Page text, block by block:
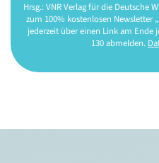
Hrsg.: VNR Verlag für die Deutsche
zum 100% kostenlosen Newsletter
jederzeit über einen Link am Ende
130 abmelden.